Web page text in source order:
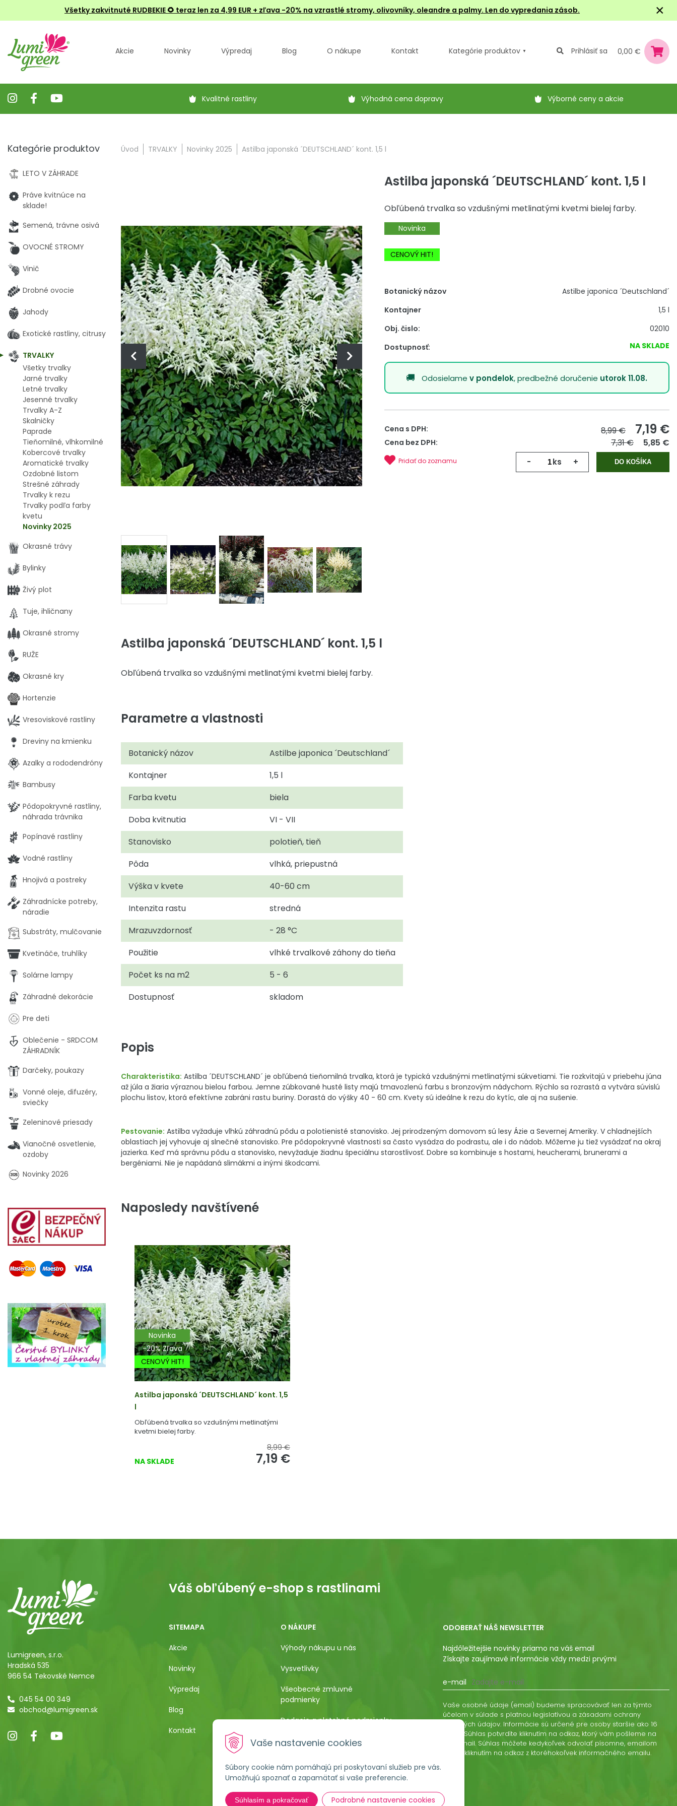
Vaše nastavenie cookies
Súbory cookie nám pomáhajú pri poskytovaní služieb pre vás.
Umožňujú spoznať a zapamätať si vaše preferencie.
Súhlasím a pokračovať Podrobné nastavenie cookies
Všetky zakvitnuté RUDBEKIE🌻 teraz len za 4,99 EUR + zľava -20% na vzrastlé stromy, olivovníky, oleandre a palmy. Len do vypredania zásob. ×
Akcie Novinky Výpredaj Blog O nákupe Kontakt Kategórie produktov Prihlásiť sa 0,00 €
Kvalitné rastliny Výhodná cena dopravy Výborné ceny a akcie
Úvod TRVALKY Novinky 2025 Astilba japonská ´DEUTSCHLAND´ kont. 1,5 l
Astilba japonská ´DEUTSCHLAND´ kont. 1,5 l
Obľúbená trvalka so vzdušnými metlinatými kvetmi bielej farby.
Novinka
CENOVÝ HIT!
Botanický názov
Astilbe japonica ´Deutschland´
Kontajner
1,5 l
Obj. čislo:
02010
Dostupnosť:
NA SKLADE
Odosielamev pondelok, predbežné doručenie utorok 11.08.
Cena s DPH: 8,99 € 7,19 €
Cena bez DPH: 7,31 € 5,85 €
- ks + DO KOŠÍKA
Pridať do zoznamu
Astilba japonská ´DEUTSCHLAND´ kont. 1,5 l
Obľúbená trvalka so vzdušnými metlinatými kvetmi bielej farby.
Parametre a vlastnosti
Botanický názov
Astilbe japonica ´Deutschland´
Kontajner
1,5 l
Farba kvetu
biela
Doba kvitnutia
VI - VII
Stanovisko
polotieň, tieň
Pôda
vlhká, priepustná
Výška v kvete
40-60 cm
Intenzita rastu
stredná
Mrazuvzdornosť
- 28 °C
Použitie
vlhké trvalkové záhony do tieňa
Počet ks na m2
5 - 6
Dostupnosť
skladom
Popis
Charakteristika: Astilba ´DEUTSCHLAND´ je obľúbená tieňomilná trvalka, ktorá je typická vzdušnými metlinatými súkvetiami. Tie rozkvitajú v priebehu júna
až júla a žiaria výraznou bielou farbou. Jemne zúbkované husté listy majú tmavozlenú farbu s bronzovým nádychom. Rýchlo sa rozrastá a vytvára súvislú
plochu listov, ktorá efektívne zabráni rastu buriny. Dorastá do výšky 40 - 60 cm. Kvety sú ideálne k rezu do kytíc, ale aj na sušenie.
Pestovanie: Astilba vyžaduje vlhkú záhradnú pôdu a polotienisté stanovisko. Jej prirodzeným domovom sú lesy Ázie a Severnej Ameriky. V chladnejších
oblastiach jej vyhovuje aj slnečné stanovisko. Pre pôdopokryvné vlastnosti sa často vysádza do podrastu, ale i do nádob. Môžeme ju tiež vysádzať na okraj
jazierka. Keď má správnu pôdu a stanovisko, nevyžaduje žiadnu špeciálnu starostlivosť. Dobre sa kombinuje s hostami, heucherami, brunerami a
bergéniami. Nie je napádaná slimákmi a inými škodcami.
Naposledy navštívené
Novinka
-20% Zľava
CENOVÝ HIT!
Astilba japonská ´DEUTSCHLAND´ kont. 1,5
l
Obľúbená trvalka so vzdušnými metlinatými
kvetmi bielej farby.
NA SKLADE
8,99 €
7,19 €
Kategórie produktov
LETO V ZÁHRADE
Práve kvitnúce na
sklade!
Semená, trávne osivá
OVOCNÉ STROMY
Vinič
Drobné ovocie
Jahody
Exotické rastliny, citrusy
TRVALKY
Všetky trvalky
Jarné trvalky
Letné trvalky
Jesenné trvalky
Trvalky A-Z
Skalničky
Paprade
Tieňomilné, vlhkomilné
Kobercové trvalky
Aromatické trvalky
Ozdobné listom
Strešné záhrady
Trvalky k rezu
Trvalky podľa farby
kvetu
Novinky 2025
Okrasné trávy
Bylinky
Živý plot
Tuje, ihličnany
Okrasné stromy
RUŽE
Okrasné kry
Hortenzie
Vresoviskové rastliny
Dreviny na kmienku
Azalky a rododendróny
Bambusy
Pôdopokryvné rastliny,
náhrada trávnika
Popínavé rastliny
Vodné rastliny
Hnojivá a postreky
Záhradnícke potreby,
náradie
Substráty, mulčovanie
Kvetináče, truhlíky
Solárne lampy
Záhradné dekorácie
Pre deti
Oblečenie - SRDCOM
ZÁHRADNÍK
Darčeky, poukazy
Vonné oleje, difuzéry,
sviečky
Zeleninové priesady
Vianočné osvetlenie,
ozdoby
Novinky 2026
Lumigreen, s.r.o.
Hradská 535
966 54 Tekovské Nemce
045 54 00 349
obchod@lumigreen.sk
Váš obľúbený e-shop s rastlinami
SITEMAPA
Akcie
Novinky
Výpredaj
Blog
Kontakt
O NÁKUPE
Výhody nákupu u nás
Vysvetlivky
Všeobecné zmluvné
podmienky
Dodacie a platobné podmienky
Pestovateľský manuál
Poučenie o uplatnení práva
kupujúceho na odstúpenie od
kúpnej zmluvy
Formulár na ostúpenie od
ODOBERAŤ NÁŠ NEWSLETTER
Najdôležitejšie novinky priamo na váš email
Získajte zaujímavé informácie vždy medzi prvými
e-mail
Vaše osobné údaje (email) budeme spracovávať len za týmto
účelom v súlade s platnou legislatívou a zásadami ochrany
osobných údajov. Informácie sú určené pre osoby staršie ako 16
rokov. Súhlas potvrdíte kliknutím na odkaz, ktorý vám pošleme na
váš email. Súhlas môžete kedykoľvek odvolať písomne, emailom
alebo kliknutím na odkaz z ktoréhokoľvek informačného emailu.